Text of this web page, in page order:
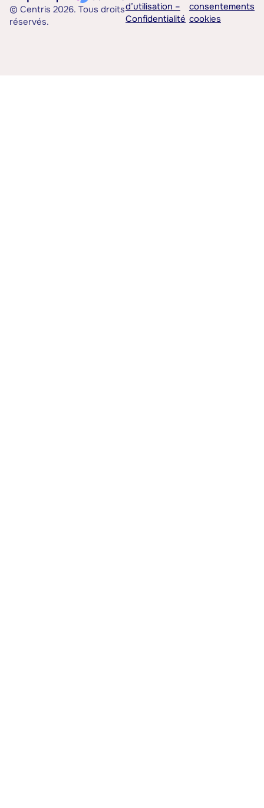
© Centris 2026. Tous droits
réservés.
d’utilisation –
Confidentialité
consentements
cookies